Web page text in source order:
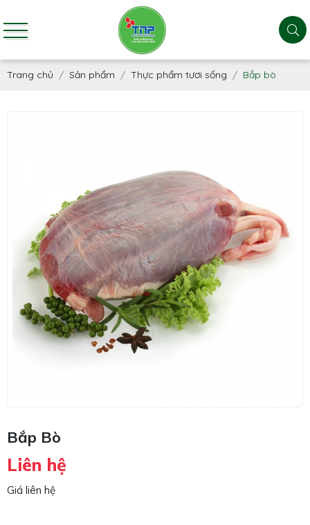
Trang chủ Sản phẩm Thực phẩm tươi sống Bắp bò
Bắp Bò
Liên hệ
Giá liên hệ